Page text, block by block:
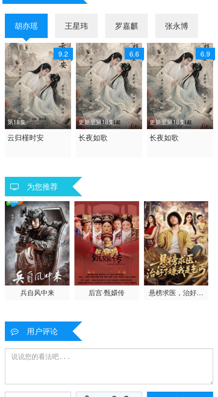
胡亦瑶 王星玮 罗嘉麒 张永博
9.2
第18集
2026 / 中国大陆 / 普通
云归槿时安
6.6
更新至第18集
2026 / 中国大陆 / 汉语
长夜如歌
6.9
更新至第18集
2026 / 中国大陆 / 汉语
长夜如歌
为您推荐
兵自风中来 后宫·甄嬛传
悬榜求医，治好了
用户评论